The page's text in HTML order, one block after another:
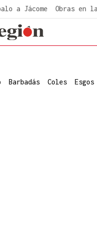
a Jácome Obras en
Barbadás Coles Esgos